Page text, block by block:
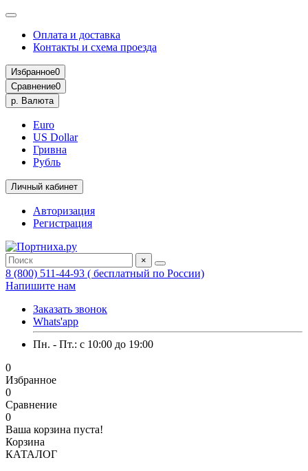
Оплата и доставка
Контакты и схема проезда
Избранное0
Сравнение0
р. Валюта
Euro
US Dollar
Гривна
Рубль
Личный кабинет
Авторизация
Регистрация
×
8 (800) 511-44-93 ( бесплатный по России)
Напишите нам
Заказать звонок
Whats'app
Пн. - Пт.: c 10:00 до 19:00
0
Избранное
0
Сравнение
0
Ваша корзина пуста!
Корзина
КАТАЛОГ